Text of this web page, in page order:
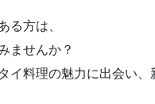
る方は、
ませんか？
イ料理の魅力に出会い、